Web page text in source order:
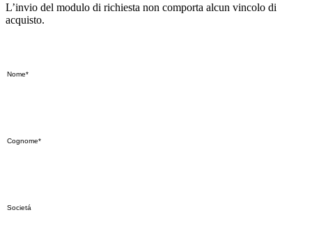
L’invio del modulo di richiesta non comporta alcun vincolo di
acquisto.